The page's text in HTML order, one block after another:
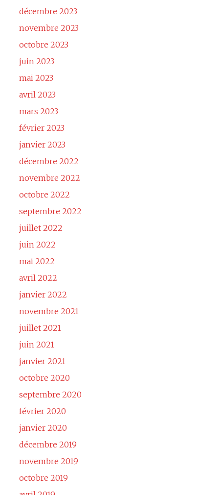
décembre 2023
novembre 2023
octobre 2023
juin 2023
mai 2023
avril 2023
mars 2023
février 2023
janvier 2023
décembre 2022
novembre 2022
octobre 2022
septembre 2022
juillet 2022
juin 2022
mai 2022
avril 2022
janvier 2022
novembre 2021
juillet 2021
juin 2021
janvier 2021
octobre 2020
septembre 2020
février 2020
janvier 2020
décembre 2019
novembre 2019
octobre 2019